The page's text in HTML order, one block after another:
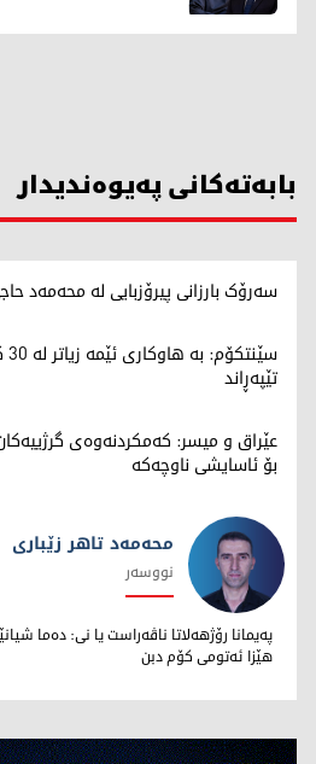
بابەتەکانی پەیوەندیدار
سەرۆک بارزانی پیرۆزبایی لە محەمەد
تێپەڕاند
عێراق و میسر: کەمکردنەوەی
بۆ ئاسایشی ناوچەکە
محەمەد تاهر زێبارى
محەمەد تاهر زێبارى
نووسەر
پەیمانا رۆژهەلاتا ناڤەراست یا نى: دەما
هێزا ئەتومى کۆم دبن